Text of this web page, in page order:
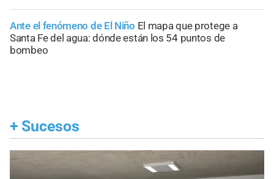
Ante el fenómeno de El Niño El mapa que protege a
Santa Fe del agua: dónde están los 54 puntos de
bombeo
+ Sucesos